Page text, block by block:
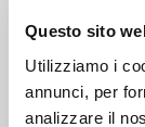
Questo sito
Utilizziamo i
annunci, per
analizzare il